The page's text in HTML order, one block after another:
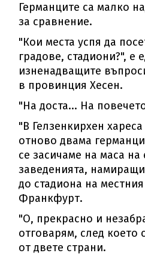
Германците са малко
за сравнение.
"Кои места успя да
градове, стадиони?", е
изненадващите
в провинция Хесен.
"На доста... На
"В Гелзенкирхен
отново двама
се засичаме на маса на
заведенията,
до стадиона на
Франкфурт.
"О, прекрасно и
отговарям, след което
от двете страни.